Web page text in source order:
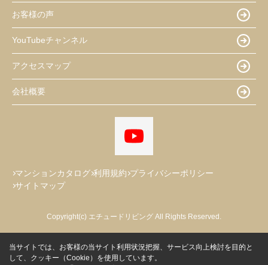
お客様の声
YouTubeチャンネル
アクセスマップ
会社概要
マンションカタログ 利用規約 プライバシーポリシー
サイトマップ
Copyright(c) エチュードリビング All Rights Reserved.
当サイトでは、お客様の当サイト利用状況把握、サービス向上検討を目的と
して、クッキー（Cookie）を使用しています。